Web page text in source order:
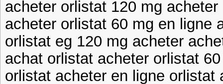
acheter orlistat 120 mg
acheter orlistat 60 mg en ligne
orlistat eg 120 mg acheter
achat orlistat acheter orlistat
orlistat acheter en ligne orlistat